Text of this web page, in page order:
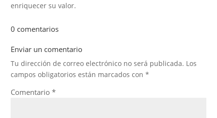
enriquecer su valor.
0 comentarios
Enviar un comentario
Tu dirección de correo electrónico no será publicada. Los
campos obligatorios están marcados con*
Comentario*